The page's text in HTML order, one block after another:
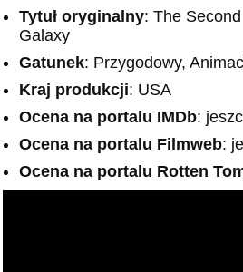
Tytuł oryginalny: The
Galaxy
Gatunek: Przygodowy,
Kraj produkcji: USA
Ocena na portalu IMDb:
Ocena na portalu Filmweb:
Ocena na portalu Rotten